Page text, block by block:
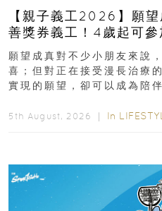
【親子義工2026】願
善獎券義工！4歲起可
新界
願望成真對不少小朋友來說
喜；但對正在接受漫長治療
實現的願望，卻可以成為陪
5th August, 2026 ｜ In